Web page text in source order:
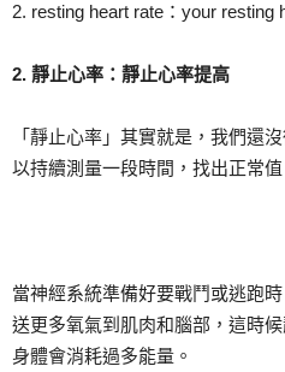
2. resting heart rate：your resting
2. 靜止心率：靜止心率提高
「靜止心率」其實就是，我們還
以持續測量一段時間，找出正常值
當神經系統準備好要戰鬥或逃跑
送更多氧氣到肌肉和腦部，這時
身體會消耗過多能量。